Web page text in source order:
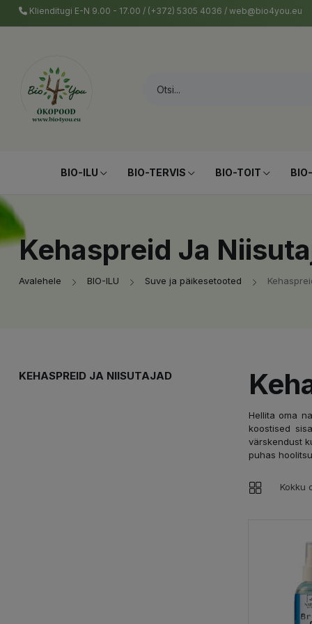
Klienditugi E-N 9.00 - 17.00 / (+372) 5305 4036 / web@bio4you.eu
BIO-ILU BIO-TERVIS BIO-TOIT
Kehaspreid Ja
Avalehele BIO-ILU Suve ja päikesetooted
KEHASPREID JA NIISUTAJAD
Hellita oma
koostised
värskendust
puhas
Kokku